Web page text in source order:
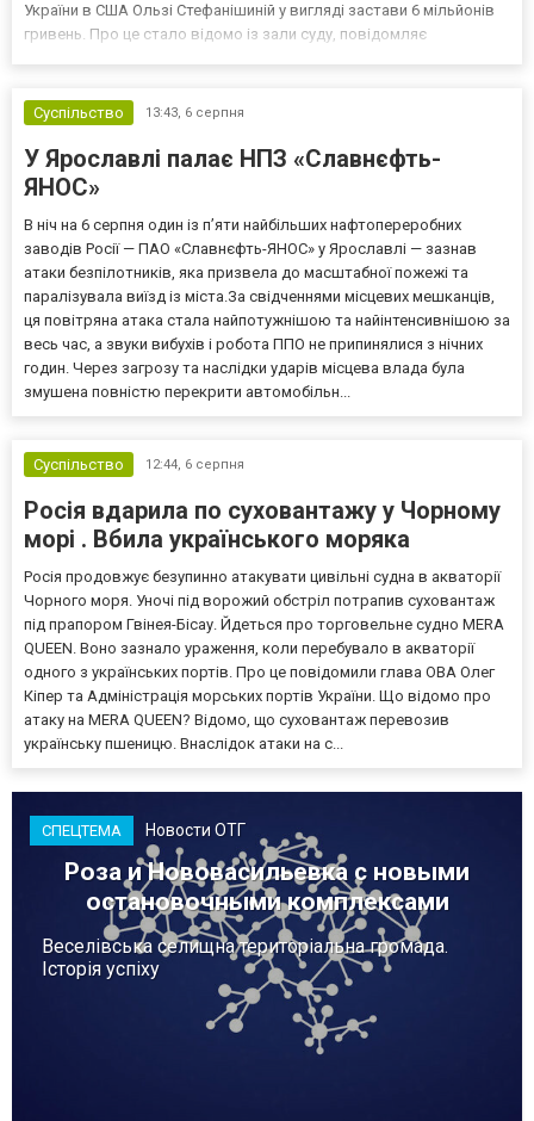
України в США Ользі Стефанішиній у вигляді застави 6 мільйонів
гривень. Про це стало відомо із зали суду, повідомляє
Суспільство
13:43, 6 серпня
У Ярославлі палає НПЗ «Славнєфть-
ЯНОС»
В ніч на 6 серпня один із п’яти найбільших нафтопереробних
заводів Росії — ПАО «Славнєфть-ЯНОС» у Ярославлі — зазнав
атаки безпілотників, яка призвела до масштабної пожежі та
паралізувала виїзд із міста.За свідченнями місцевих мешканців,
ця повітряна атака стала найпотужнішою та найінтенсивнішою за
весь час, а звуки вибухів і робота ППО не припинялися з нічних
годин. Через загрозу та наслідки ударів місцева влада була
змушена повністю перекрити автомобільн...
Суспільство 12:44, 6 серпня
Росія вдарила по суховантажу у Чорному
морі . Вбила українського моряка
Росія продовжує безупинно атакувати цивільні судна в акваторії
Чорного моря. Уночі під ворожий обстріл потрапив суховантаж
під прапором Гвінея-Бісау. Йдеться про торговельне судно MERA
QUEEN. Воно зазнало ураження, коли перебувало в акваторії
одного з українських портів. Про це повідомили глава ОВА Олег
Кіпер та Адміністрація морських портів України. Що відомо про
атаку на MERA QUEEN? Відомо, що суховантаж перевозив
українську пшеницю. Внаслідок атаки на с...
СПЕЦТЕМА Новости ОТГ
Роза и Нововасильевка с новыми
остановочными комплексами
Веселівська селищна територіальна громада.
Історія успіху